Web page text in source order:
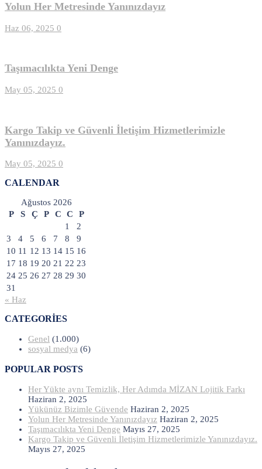
Yolun Her Metresinde Yanınızdayız
Haz 06, 2025 0
Taşımacılıkta Yeni Denge
May 05, 2025 0
Kargo Takip ve Güvenli İletişim Hizmetlerimizle
Yanınızdayız.
May 05, 2025 0
CALENDAR
Ağustos 2026
P
S Ç P C C
P
1
2
3
4 5 6 7 8
9
10 11 12 13 14 15 16
17 18 19 20 21 22 23
24 25 26 27 28 29 30
31
« Haz
CATEGORIES
Genel (1.000)
sosyal medya (6)
POPULAR POSTS
Her Yükte aynı Temizlik, Her Adımda MİZAN Lojitik Farkı
Haziran 2, 2025
Yükünüz Bizimle Güvende Haziran 2, 2025
Yolun Her Metresinde Yanınızdayız Haziran 2, 2025
Taşımacılıkta Yeni Denge Mayıs 27, 2025
Kargo Takip ve Güvenli İletişim Hizmetlerimizle Yanınızdayız.
Mayıs 27, 2025